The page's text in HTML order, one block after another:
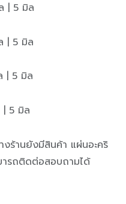
| 5 มิล
| 5 มิล
| 5 มิล
5 มิล
ร้านยังมีสินค้า แผ่นอะคริ
รถติดต่อสอบถามได้